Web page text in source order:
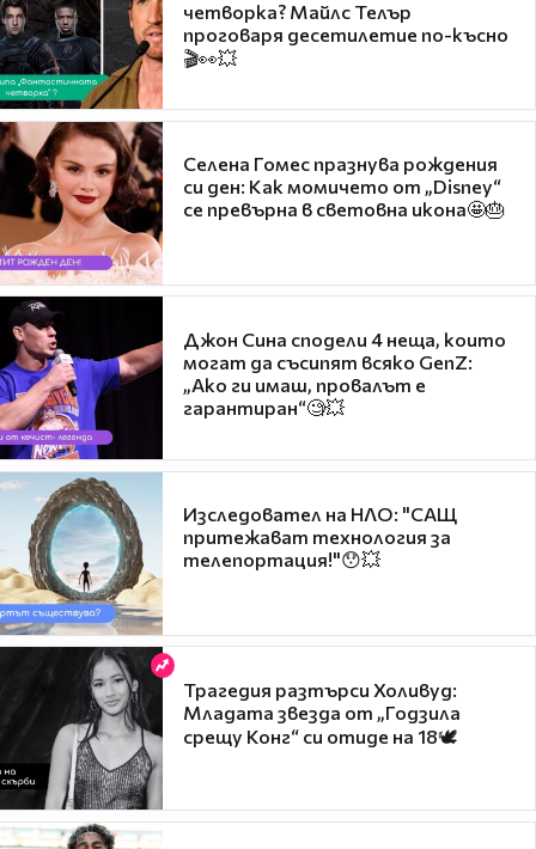
четворка? Майлс Телър
проговаря десетилетие по-късно
🎬👀💥
Селена Гомес празнува рождения
си ден: Как момичето от „Disney“
се превърна в световна икона🤩🎂
Джон Сина сподели 4 неща, които
могат да съсипят всяко GenZ:
„Ако ги имаш, провалът е
гарантиран“🧐💥
Изследовател на НЛО: "САЩ
притежават технология за
телепортация!"😯💥
Трагедия разтърси Холивуд:
Младата звезда от „Годзила
срещу Конг“ си отиде на 18🕊️